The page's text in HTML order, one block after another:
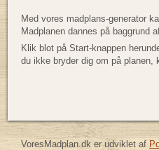
Med vores madplans-generator
Madplanen dannes på baggrund
Klik blot på Start-knappen
du ikke bryder dig om på planen,
VoresMadplan.dk er udviklet af